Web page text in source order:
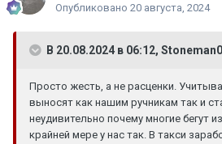
Опубликовано 20 августа, 2024
В 20.08.2024 в 06:12,
Просто жесть, а не расценки.
выносят как нашим ручникам так и
неудивительно почему многие бегут
крайней мере у нас так. В такси